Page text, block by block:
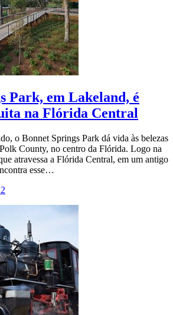
Park, em Lakeland, é
na Flórida Central
o Bonnet Springs Park dá vida às belezas
County, no centro da Flórida. Logo na
atravessa a Flórida Central, em um antigo
esse…